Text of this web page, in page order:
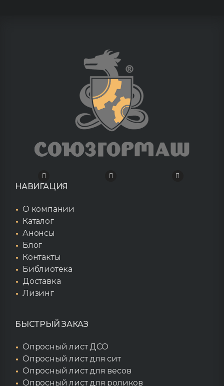
НАВИГАЦИЯ
О компании
Каталог
Анонсы
Блог
Контакты
Библиотека
Доставка
Лизинг
БЫСТРЫЙ ЗАКАЗ
Опросный лист ДСО
Опросный лист для сит
Опросный лист для весов
Опросный лист для роликов